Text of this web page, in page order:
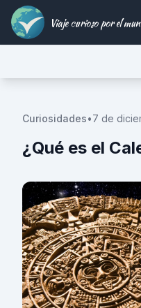
Viaje curioso por el
Curiosidades•7 de
¿Qué es el